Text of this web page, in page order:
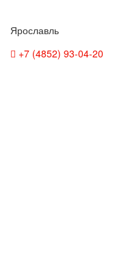
Ярославль
+7 (4852) 93-04-20